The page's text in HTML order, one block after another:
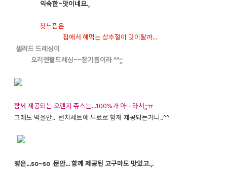
익숙한~맛이네요.,
첫느낌은
집에서 해먹는 상추절이 맛이랄까...
샐러드 드레싱이
오리엔탈드레싱~~참기름이라 ^^;;
함께 제공되는 오렌지 쥬스는...100%가 아니라서;;ㅠ
그래도 먹을만.. 런치세트에 무료로 함께 제공되는거니..^^
빵은...so~so 문안... 함께 제공된 고구마도 맛있고.,.